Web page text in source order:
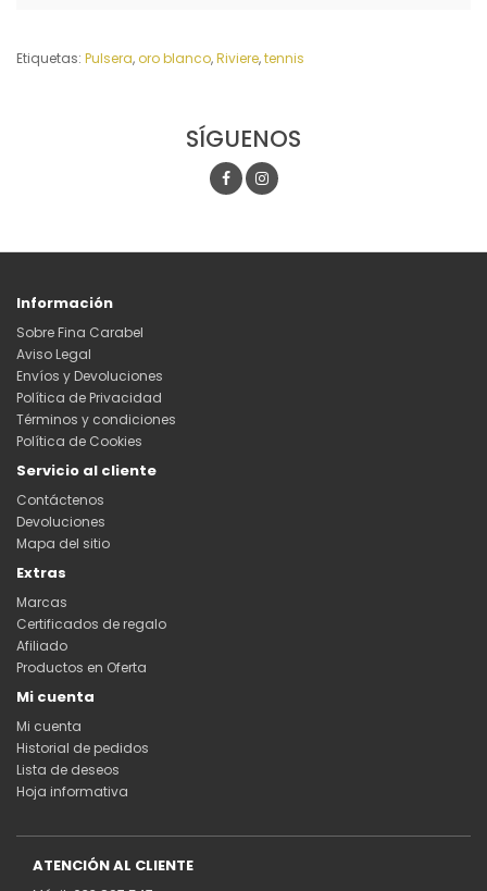
Etiquetas: Pulsera, oro blanco,Riviere,tennis
SÍGUENOS
Información
Sobre Fina Carabel
Aviso Legal
Envíos y Devoluciones
Política de Privacidad
Términos y condiciones
Política de Cookies
Servicio al cliente
Contáctenos
Devoluciones
Mapa del sitio
Extras
Marcas
Certificados de regalo
Afiliado
Productos en Oferta
Mi cuenta
Mi cuenta
Historial de pedidos
Lista de deseos
Hoja informativa
ATENCIÓN AL CLIENTE